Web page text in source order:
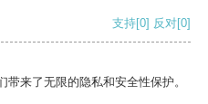
支持[0] 反对[0]
来了无限的隐私和安全性保护。